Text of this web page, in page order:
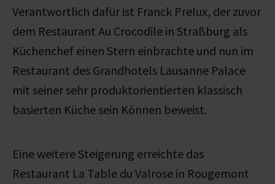
Verantwortlich dafür ist Franck Prelux, der zuvor
dem Restaurant Au Crocodile in Straßburg als
Küchenchef einen Stern einbrachte und nun im
Restaurant des Grandhotels Lausanne Palace
mit seiner sehr produktorientierten klassisch
basierten Küche sein Können beweist.
Eine weitere Steigerung erreichte das
Restaurant La Table du Valrose in Rougemont